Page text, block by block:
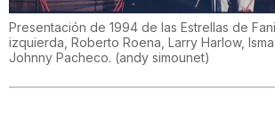
Presentación de 1994 de las Estrellas de
izquierda, Roberto Roena, Larry Harlow,
Johnny Pacheco. (andy simounet)